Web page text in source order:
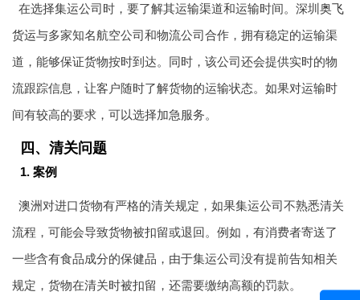
在选择集运公司时，要了解其运输渠道和运输时间。深圳 奥飞
货运与多家知名航空公司和物流公司合作，拥有稳定的运输渠
道，能够保证货物按时到达。同时，该公司还会提供实时的物
流跟踪信息，让客户随时了解货物的运输状态。如果对运输时
间有较高的要求，可以选择加急服务。
四、清关问题
1. 案例
澳洲对进口货物有严格的清关规定，如果集运公司不熟悉清关
流程，可能会导致货物被扣留或退回。例如，有消费者寄送了
一些含有食品成分的保健品，由于集运公司没有提前告知相关
规定，货物在清关时被扣留，还需要缴纳高额的罚款。